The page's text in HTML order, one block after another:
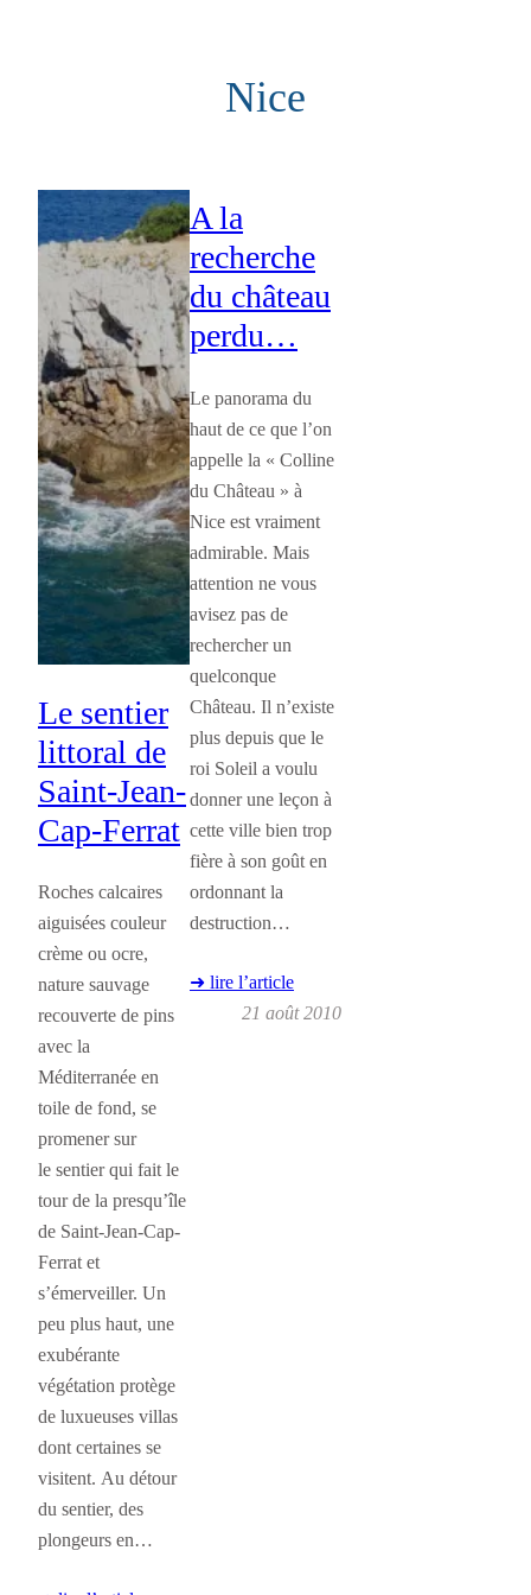
Nice
Le sentier
littoral de
Saint-Jean-
Cap-Ferrat
Roches calcaires
aiguisées couleur
crème ou ocre,
nature sauvage
recouverte de pins
avec la
Méditerranée en
toile de fond, se
promener sur
le sentier qui fait le
tour de la presqu’île
de Saint-Jean-Cap-
Ferrat et
s’émerveiller. Un
peu plus haut, une
exubérante
végétation protège
de luxueuses villas
dont certaines se
visitent. Au détour
du sentier, des
plongeurs en…
A la
recherche
du château
perdu…
Le panorama du
haut de ce que l’on
appelle la « Colline
du Château » à
Nice est vraiment
admirable. Mais
attention ne vous
avisez pas de
rechercher un
quelconque
Château. Il n’existe
plus depuis que le
roi Soleil a voulu
donner une leçon à
cette ville bien trop
fière à son goût en
ordonnant la
destruction…
➜ lire l’article
21 août 2010